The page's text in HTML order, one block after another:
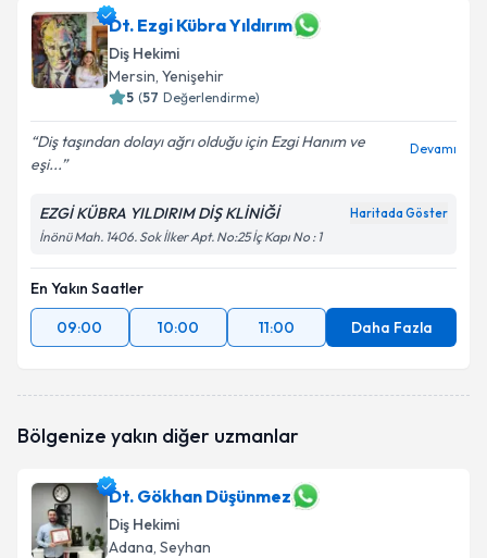
Dt. Ezgi Kübra Yıldırım
Diş Hekimi
Mersin, Yenişehir
5 (57 Değerlendirme)
Diş taşından dolayı ağrı olduğu için Ezgi Hanım ve
eşi...
Devamı
EZGİ KÜBRA YILDIRIM DİŞ KLİNİĞİ Haritada Göster
İnönü Mah. 1406. Sok İlker Apt. No:25 İç Kapı No : 1
En Yakın Saatler
09:00
10:00 11:00 Daha Fazla
Bölgenize yakın diğer uzmanlar
Dt. Gökhan Düşünmez
Diş Hekimi
Adana, Seyhan